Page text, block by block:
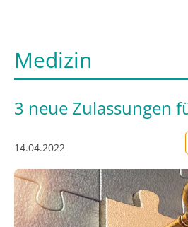
Medizin
3 neue Zulassungen
14.04.2022